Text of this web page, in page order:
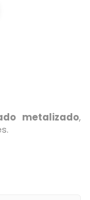
metalizado,